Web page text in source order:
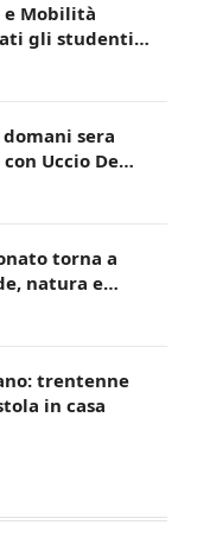
e Mobilità
gli studenti
“La strada
sera
Uccio De
torna a
natura e
trentenne
in casa